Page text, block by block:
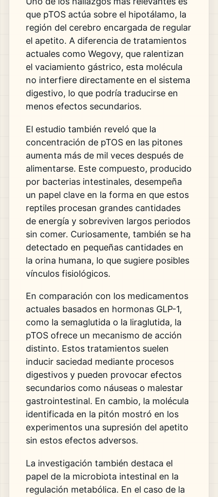
que pTOS actúa sobre el hipotálamo, la
región del cerebro encargada de regular
el apetito. A diferencia de tratamientos
actuales como Wegovy, que ralentizan
el vaciamiento gástrico, esta molécula
no interfiere directamente en el sistema
digestivo, lo que podría traducirse en
menos efectos secundarios.
El estudio también reveló que la
concentración de pTOS en las pitones
aumenta más de mil veces después de
alimentarse. Este compuesto, producido
por bacterias intestinales, desempeña
un papel clave en la forma en que estos
reptiles procesan grandes cantidades
de energía y sobreviven largos periodos
sin comer. Curiosamente, también se ha
detectado en pequeñas cantidades en
la orina humana, lo que sugiere posibles
vínculos fisiológicos.
En comparación con los medicamentos
actuales basados en hormonas GLP-1,
como la semaglutida o la liraglutida, la
pTOS ofrece un mecanismo de acción
distinto. Estos tratamientos suelen
inducir saciedad mediante procesos
digestivos y pueden provocar efectos
secundarios como náuseas o malestar
gastrointestinal. En cambio, la molécula
identificada en la pitón mostró en los
experimentos una supresión del apetito
sin estos efectos adversos.
La investigación también destaca el
papel de la microbiota intestinal en la
regulación metabólica. En el caso de la